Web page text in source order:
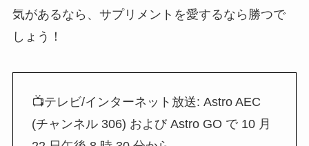
気があるなら、サプリメントを愛するなら勝つで
しょう！
📺テレビ/インターネット放送: Astro AEC
(チャンネル 306) および Astro GO で 10 月